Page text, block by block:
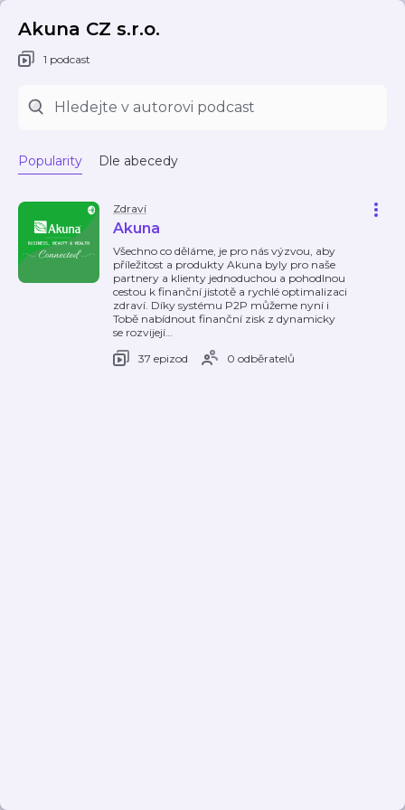
Akuna CZ s.r.o.
1 podcast
Popularity Dle abecedy
Zdraví
Akuna
Všechno co děláme, je pro nás výzvou, aby
příležitost a produkty Akuna byly pro naše
partnery a klienty jednoduchou a pohodlnou
cestou k finanční jistotě a rychlé optimalizaci
zdraví. Díky systému P2P můžeme nyní i
Tobě nabídnout finanční zisk z dynamicky
se rozvijejí…
37 epizod
0 odběratelů